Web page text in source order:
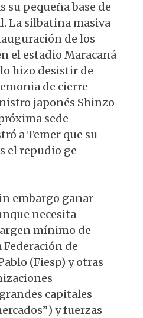
su pequeña base de
La silbatina masiva
de los
el estadio Maracaná
hizo desistir de
de cierre
japonés Shinzo
sede
a Temer que su
el repudio ge­
embargo ganar
necesita
mínimo de
de
(Fiesp) y otras
capi­tales
y fuer­zas